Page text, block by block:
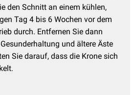
den Schnitt an einem kühlen,
Tag 4 bis 6 Wochen vor dem
durch. Entfernen Sie dann
und ältere Äste
Sie darauf, dass die Krone sich